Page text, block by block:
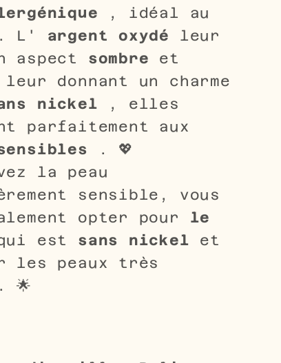
, idéal au
L' argent oxydé leur
aspect sombre et
donnant un charme
nickel , elles
parfaitement aux
. 💖
la peau
sensible, vous
opter pour le
est sans nickel et
les peaux très
🌟